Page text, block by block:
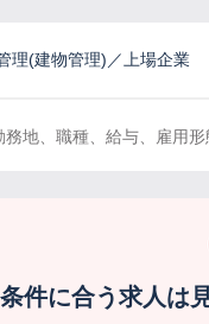
理(建物管理)／上場企業
務地、職種、給与、雇用
条件に合う求人は